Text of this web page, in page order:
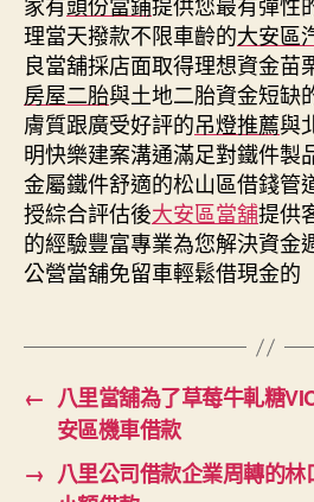
理當天撥款不限車齡的大安區
良當舖採店面取得理想資金苗
房屋二胎與土地二胎資金短缺
膚質跟廣受好評的吊燈推薦與
明快樂建案溝通滿足對鐵件製
金屬鐵件舒適的松山區借錢管
授綜合評估後大安區當舖提供
的經驗豐富專業為您解決資金
公營當舖免留車輕鬆借現金的
← 八里當舖為了草莓牛軋糖
安區機車借款
→ 八里公司借款企業周轉的